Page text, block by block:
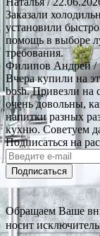
Заказали
установили
помощь в выборе
требования.
Филипов Андрей/
Вчера купили на
bosh. Привезли на
очень довольны,
напитки разных
кухню. Советуем
Подписаться на
Подписаться
Обращаем Ваше
носит